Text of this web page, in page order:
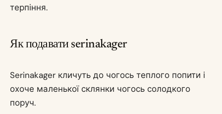
терпіння.
Як подавати serinakager
Serinakager кличуть до чогось теплого попити і
охоче маленької склянки чогось солодкого
поруч.